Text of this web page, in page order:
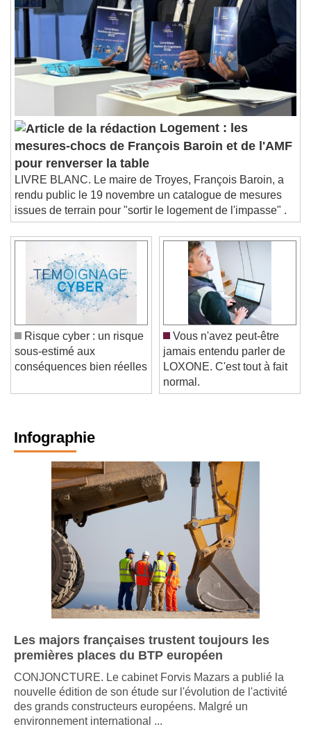
Logement : les
mesures-chocs de François Baroin et de l'AMF
pour renverser la table
LIVRE BLANC. Le maire de Troyes, François Baroin, a
rendu public le 19 novembre un catalogue de mesures
issues de terrain pour "sortir le logement de l'impasse" .
Risque cyber : un risque
sous-estimé aux
Vous n'avez peut-être
jamais entendu parler de
LOXONE. C'est tout à fait
normal.
Infographie
Les majors françaises trustent toujours les
premières places du BTP européen
CONJONCTURE. Le cabinet Forvis Mazars a publié la
nouvelle édition de son étude sur l'évolution de l'activité
des grands constructeurs européens. Malgré un